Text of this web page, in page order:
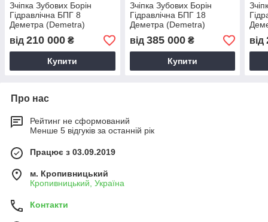
Зчіпка Зубових Борін
Гідравлічна БПГ 8
Деметра (Demetra)
від 210 000 ₴
Купити
Зчіпка Зубових Борін
Гідравлічна БПГ 18
Деметра (Demetra)
від 385 000₴
Купити
від
Про нас
Рейтинг не сформований
Менше 5 відгуків за останній рік
Працює з 03.09.2019
м. Кропивницький
Кропивницький, Україна
Контакти